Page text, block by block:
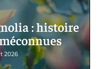
: histoire
2026